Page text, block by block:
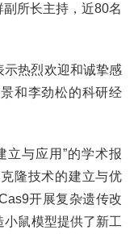
所长主持，近80名
示热烈欢迎和诚挚感
和李劲松的科研经
立与应用”的学术报
隆技术的建立与优
开展复杂遗传改
鼠模型提供了新工